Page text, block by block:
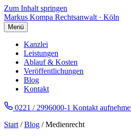
Zum Inhalt springen
Markus Kompa Rechtsanwalt · Köln
Menü
Kanzlei
Leistungen
Ablauf & Kosten
Veröffentlichungen
Blog
Kontakt
0221 / 2996000-1 Kontakt
Start /Blog / Medienrecht